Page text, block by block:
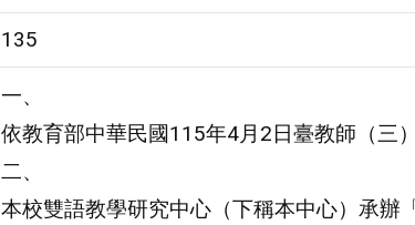
135
一、
依教育部中華民國115年4月2日臺教師（三
二、
本校雙語教學研究中心（下稱本中心）承